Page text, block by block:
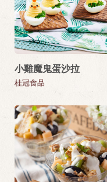
小雞魔鬼蛋沙拉
桂冠食品